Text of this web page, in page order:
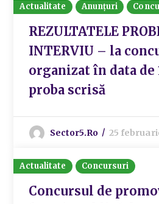
Actualitate Anunțuri
REZULTATELE
INTERVIU – la
organizat în data de
proba scrisă
Sector5.ro 25
Actualitate Concursuri
Concursul de